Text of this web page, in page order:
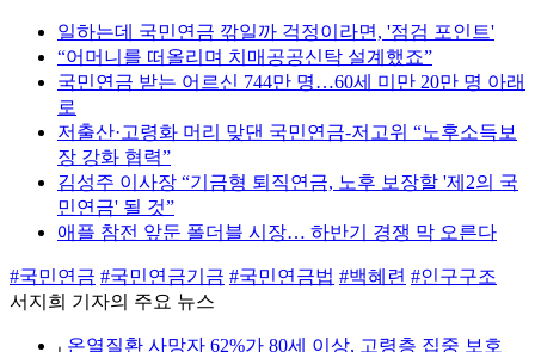
일하는데 국민연금 깎일까 걱정이라면, '점검 포인트'
“어머니를 떠올리며 치매공공신탁 설계했죠”
국민연금 받는 어르신 744만 명…60세 미만 20만 명 아래
로
저출산·고령화 머리 맞댄 국민연금-저고위 “노후소득보
장 강화 협력”
김성주 이사장 “기금형 퇴직연금, 노후 보장할 '제2의 국
민연금' 될 것”
애플 참전 앞둔 폴더블 시장… 하반기 경쟁 막 오른다
#국민연금 #국민연금기금 #국민연금법 #백혜련 #인구구조
서지희 기자의 주요 뉴스
⌞ 온열질환 사망자 62%가 80세 이상, 고령층 집중 보호